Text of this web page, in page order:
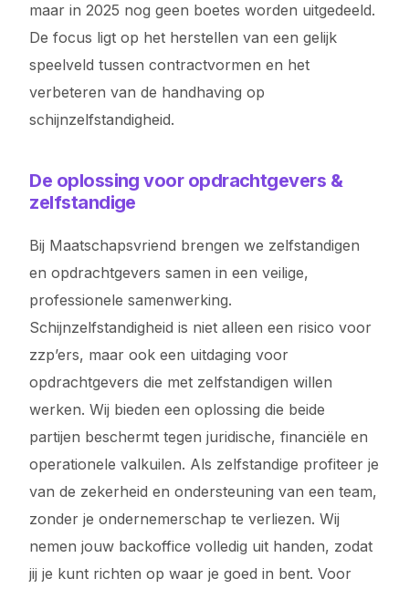
maar in 2025 nog geen boetes worden uitgedeeld.
De focus ligt op het herstellen van een gelijk
speelveld tussen contractvormen en het
verbeteren van de handhaving op
schijnzelfstandigheid.
De oplossing voor opdrachtgevers &
zelfstandige
Bij Maatschapsvriend brengen we zelfstandigen
en opdrachtgevers samen in een veilige,
professionele samenwerking.
Schijnzelfstandigheid is niet alleen een risico voor
zzp’ers, maar ook een uitdaging voor
opdrachtgevers die met zelfstandigen willen
werken. Wij bieden een oplossing die beide
partijen beschermt tegen juridische, financiële en
operationele valkuilen. Als zelfstandige profiteer je
van de zekerheid en ondersteuning van een team,
zonder je ondernemerschap te verliezen. Wij
nemen jouw backoffice volledig uit handen, zodat
jij je kunt richten op waar je goed in bent. Voor